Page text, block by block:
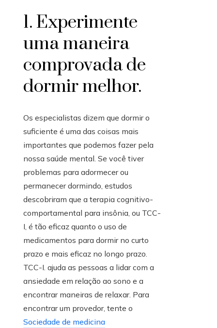
1. Experimente
uma maneira
comprovada de
dormir melhor.
Os especialistas dizem que dormir o
suficiente é uma das coisas mais
importantes que podemos fazer pela
nossa saúde mental. Se você tiver
problemas para adormecer ou
permanecer dormindo, estudos
descobriram que a terapia cognitivo-
comportamental para insônia, ou TCC-
I, é tão eficaz quanto o uso de
medicamentos para dormir no curto
prazo e mais eficaz no longo prazo.
TCC-I. ajuda as pessoas a lidar com a
ansiedade em relação ao sono e a
encontrar maneiras de relaxar. Para
encontrar um provedor, tente o
Sociedade de medicina